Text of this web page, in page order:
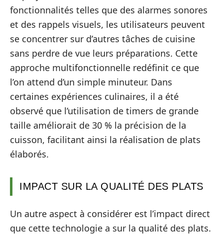
fonctionnalités telles que des alarmes sonores
et des rappels visuels, les utilisateurs peuvent
se concentrer sur d’autres tâches de cuisine
sans perdre de vue leurs préparations. Cette
approche multifonctionnelle redéfinit ce que
l’on attend d’un simple minuteur. Dans
certaines expériences culinaires, il a été
observé que l’utilisation de timers de grande
taille améliorait de 30 % la précision de la
cuisson, facilitant ainsi la réalisation de plats
élaborés.
IMPACT SUR LA QUALITÉ DES PLATS
Un autre aspect à considérer est l’impact direct
que cette technologie a sur la qualité des plats.